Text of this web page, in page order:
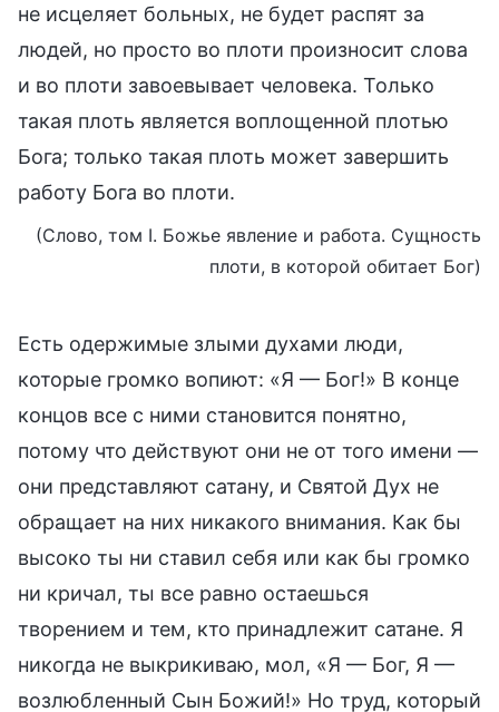
не исцеляет больных, не будет распят за
людей, но просто во плоти произносит слова
и во плоти завоевывает человека. Только
такая плоть является воплощенной плотью
Бога; только такая плоть может завершить
работу Бога во плоти.
(Слово, том I. Божье явление и работа. Сущность
плоти, в которой обитает Бог)
Есть одержимые злыми духами люди,
которые громко вопиют: «Я — Бог!» В конце
концов все с ними становится понятно,
потому что действуют они не от того имени —
они представляют сатану, и Святой Дух не
обращает на них никакого внимания. Как бы
высоко ты ни ставил себя или как бы громко
ни кричал, ты все равно остаешься
творением и тем, кто принадлежит сатане. Я
никогда не выкрикиваю, мол, «Я — Бог, Я —
возлюбленный Сын Божий!» Но труд, который